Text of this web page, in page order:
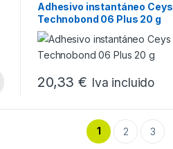
Adhesivo instantáneo Ceys
Technobond 06 Plus 20 g
20,33€ Iva incluido
1 2 3